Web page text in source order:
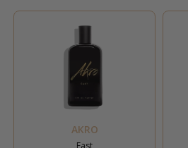
AKRO
East